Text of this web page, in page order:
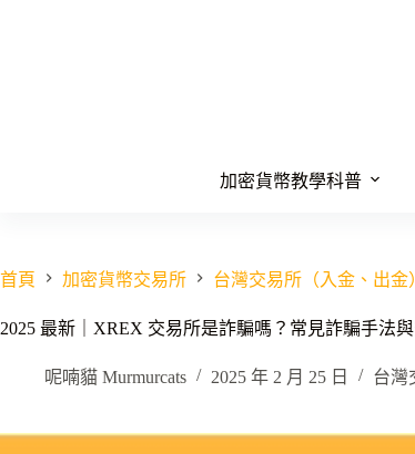
加密貨幣教學科普
首頁 加密貨幣交易所 台灣交易所（入金、出金
2025 最新｜XREX 交易所是詐騙嗎？常見詐騙手法
呢喃貓 Murmurcats 2025 年 2 月 25 日 台灣